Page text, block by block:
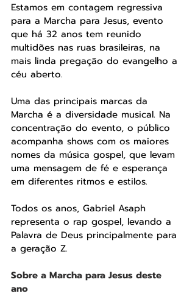
Estamos em contagem regressiva
para a Marcha para Jesus, evento
que há 32 anos tem reunido
multidões nas ruas brasileiras, na
mais linda pregação do evangelho a
céu aberto.
Uma das principais marcas da
Marcha é a diversidade musical. Na
concentração do evento, o público
acompanha shows com os maiores
nomes da música gospel, que levam
uma mensagem de fé e esperança
em diferentes ritmos e estilos.
Todos os anos, Gabriel Asaph
representa o rap gospel, levando a
Palavra de Deus principalmente para
a geração Z.
Sobre a Marcha para Jesus deste
ano